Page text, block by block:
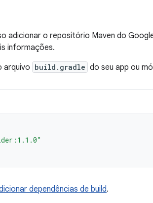
adicionar o repositório Maven do
informações.
arquivo build.gradle do seu app ou
dependências de build.